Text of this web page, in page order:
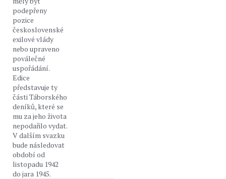
podepřeny
pozice
československé
exilové vlády
nebo upraveno
poválečné
uspořádání.
Edice
představuje ty
části Táborského
deníků, které se
mu za jeho života
nepodařilo vydat.
V dalším svazku
bude následovat
období od
listopadu 1942
do jara 1945.